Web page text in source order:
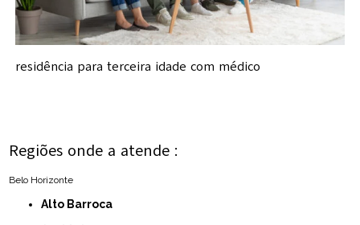
residência para terceira idade com médico
Regiões onde a atende :
Belo Horizonte
Alto Barroca